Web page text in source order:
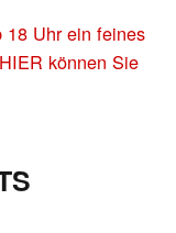
18 Uhr ein feines
können Sie